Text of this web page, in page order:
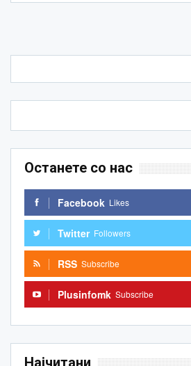
Останете со нас
Facebook Likes
Twitter Followers
RSS Subscribe
Plusinfomk Subscribe